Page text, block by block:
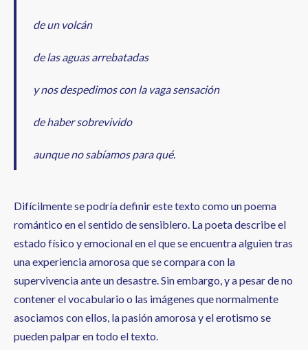
de un volcán
de las aguas arrebatadas
y nos despedimos con la vaga sensación
de haber sobrevivido
aunque no sabíamos para qué.
Difícilmente se podría definir este texto como un poema
romántico en el sentido de sensiblero. La poeta describe el
estado físico y emocional en el que se encuentra alguien tras
una experiencia amorosa que se compara con la
supervivencia ante un desastre. Sin embargo, y a pesar de no
contener el vocabulario o las imágenes que normalmente
asociamos con ellos, la pasión amorosa y el erotismo se
pueden palpar en todo el texto.